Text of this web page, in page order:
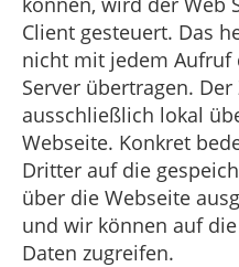
Client gesteuert. Das
nicht mit jedem Aufruf
Server übertragen.
ausschließlich lokal
Webseite. Konkret
Dritter auf die
über die Webseite
und wir können auf
Daten zugreifen.